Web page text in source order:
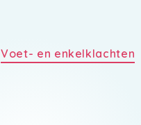
Voet- en enkelklachten